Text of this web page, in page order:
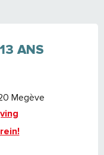
ANS
Megève